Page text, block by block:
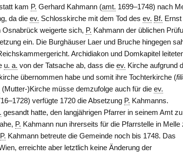
kam P. Gerhard Kahmann (amt. 1699–1748) nach
da dieev. Schlosskirche mit dem Tod desev. Bf. Ernst
Osnabrück weigerte sich, P. Kahmann der üblichen
ein. Die Burghäuser Laer und Bruche hingegen
Archidiakon und Domkapitel
u. a. von der Tatsache ab, dass dieev. Kirche aufgrund
übernommen habe und somit ihre Tochterkirche (
(Mutter-)Kirche müsse demzufolge auch für dieev.
verfügte 1720 die Absetzung P. Kahmanns.
gesandt hatte, den langjährigen Pfarrer in seinem Amt zu
P. Kahmann nun ihrerseits für die Pfarrstelle in Melle
P. Kahmann betreute die Gemeinde noch bis 1748. Das
erreichte aber letztlich keine Änderung der